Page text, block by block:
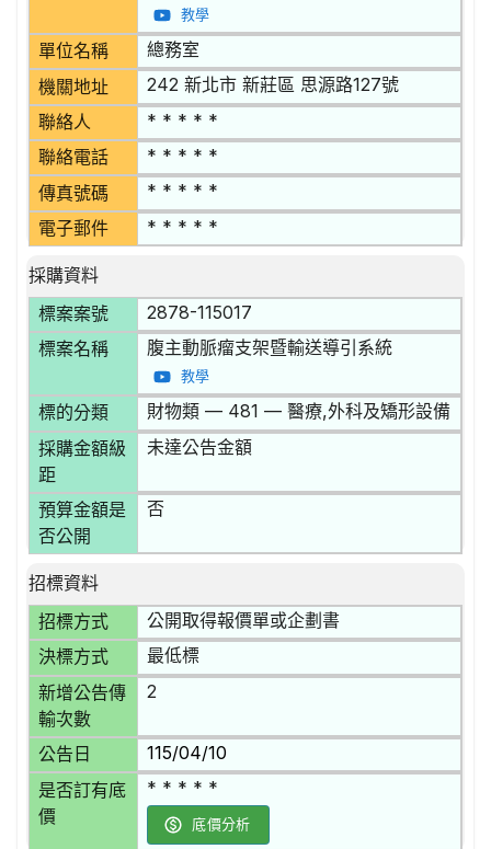
教學
單位名稱 總務室
機關地址 242 新北市 新莊區 思源路127號
聯絡人 * * * * *
聯絡電話 * * * * *
傳真號碼 * * * * *
電子郵件 * * * * *
採購資料
標案案號
2878-115017
標案名稱 腹主動脈瘤支架暨輸送導引系統
教學
標的分類 財物類 — 481 — 醫療,外科及矯形設備
採購金額級
距
未達公告金額
預算金額是
否公開
否
招標資料
招標方式
公開取得報價單或企劃書
決標方式 最低標
新增公告傳
輸次數
2
公告日 115/04/10
是否訂有底
價
* * * * *
底價分析